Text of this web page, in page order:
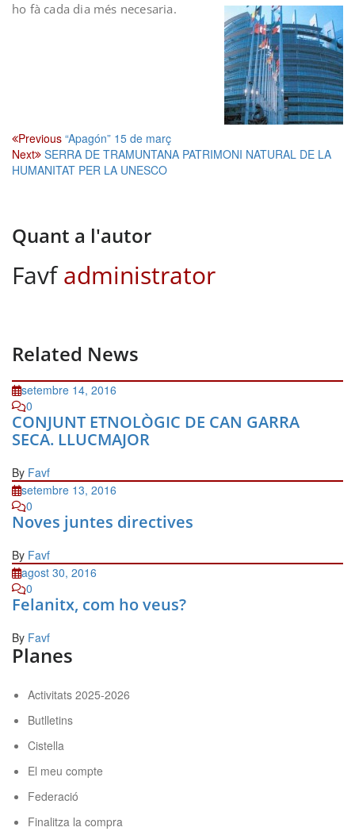
ho fà cada dia més necesaria.
Navegació
d'entrades
Previous “Apagón” 15 de març
Next SERRA DE TRAMUNTANA PATRIMONI NATURAL DE LA
HUMANITAT PER LA UNESCO
Quant a l'autor
Favfadministrator
Related News
setembre 14, 2016
0
CONJUNT ETNOLÒGIC DE CAN GARRA
SECA. LLUCMAJOR
By Favf
setembre 13, 2016
0
Noves juntes directives
By Favf
agost 30, 2016
0
Felanitx, com ho veus?
By Favf
Planes
Activitats 2025-2026
Butlletins
Cistella
El meu compte
Federació
Finalitza la compra